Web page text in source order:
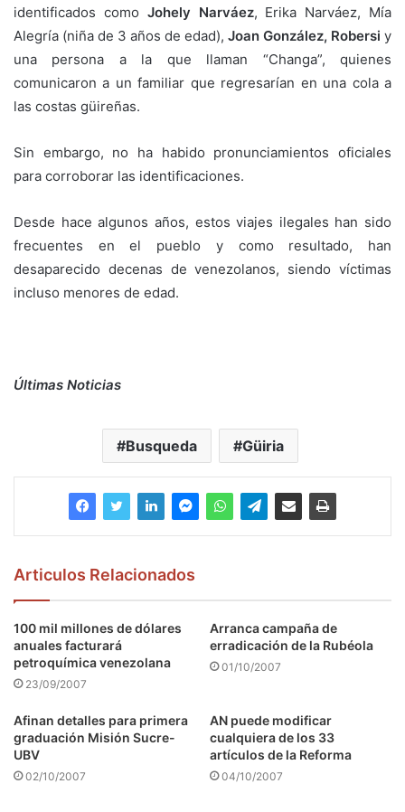
identificados como Johely Narváez, Erika Narváez, Mía
Alegría (niña de 3 años de edad), Joan González, Robersi y
una persona a la que llaman “Changa”, quienes
comunicaron a un familiar que regresarían en una cola a
las costas güireñas.
Sin embargo, no ha habido pronunciamientos oficiales
para corroborar las identificaciones.
Desde hace algunos años, estos viajes ilegales han sido
frecuentes en el pueblo y como resultado, han
desaparecido decenas de venezolanos, siendo víctimas
incluso menores de edad.
Últimas Noticias
Busqueda Güiria
Articulos Relacionados
100 mil millones de dólares
anuales facturará
petroquímica venezolana
23/09/2007
Arranca campaña de
erradicación de la Rubéola
01/10/2007
Afinan detalles para primera
graduación Misión Sucre-
UBV
02/10/2007
AN puede modificar
cualquiera de los 33
artículos de la Reforma
04/10/2007